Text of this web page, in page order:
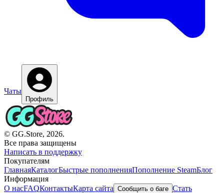
Чаты
Профиль
© GG.Store, 2026.
Все права защищены
Написать в поддержку
Покупателям
ГлавнаяКаталогБыстрые пополненияПополнение SteamБлог
Информация
О насFAQКонтактыКарта сайта Сообщить о баге Стать